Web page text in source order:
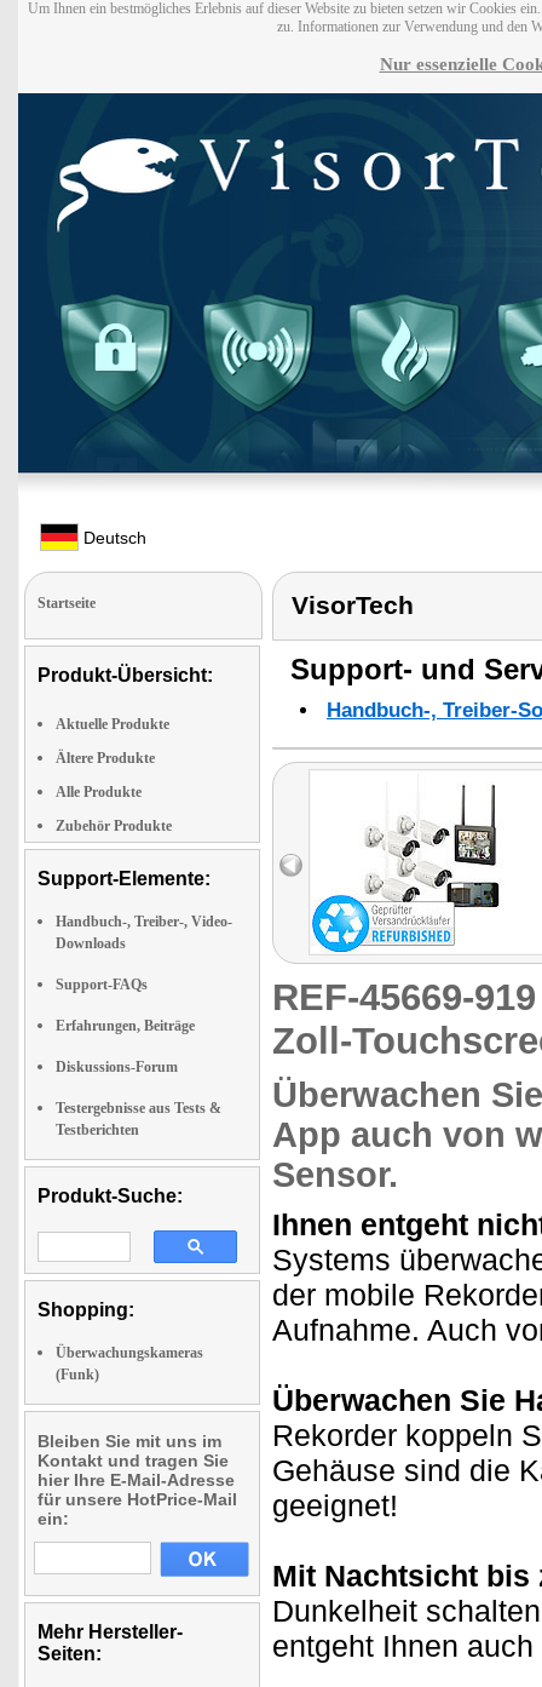
Um Ihnen ein bestmögliches Erlebnis auf dieser Website zu bieten setzen wir Cookies
zu. Informationen zur Verwendung und den
Nur essenzielle
Deutsch
Startseite
Produkt-Übersicht:
Aktuelle Produkte
Ältere Produkte
Alle Produkte
Zubehör Produkte
Support-Elemente:
Handbuch-, Treiber-, Video-
Downloads
Support-FAQs
Erfahrungen, Beiträge
Diskussions-Forum
Testergebnisse aus Tests &
Testberichten
Produkt-Suche:
Shopping:
Überwachungskameras
(Funk)
Bleiben Sie mit uns im
Kontakt und tragen Sie
hier Ihre E-Mail-Adresse
für unsere HotPrice-Mail
ein:
Mehr Hersteller-
Seiten:
VisorTech
Support- und
Handbuch-, Treiber-
REF-45669-
Zoll-
Überwachen
App auch von
Sensor.
Ihnen entgeht
Systems
der mobile
Aufnahme. Auch
Überwachen Sie
Rekorder koppeln
Gehäuse sind die
geeignet!
Mit Nachtsicht bis
Dunkelheit
entgeht Ihnen